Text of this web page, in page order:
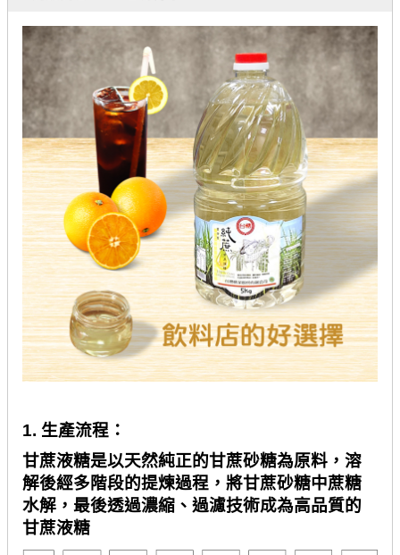
1. 生產流程：
甘蔗液糖是以天然純正的甘蔗砂糖為原料，溶
解後經多階段的提煉過程，將甘蔗砂糖中蔗糖
水解，最後透過濃縮、過濾技術成為高品質的
甘蔗液糖